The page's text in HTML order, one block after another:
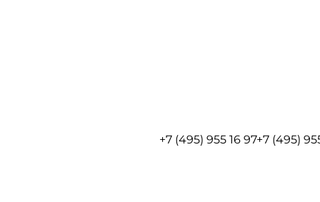
+7 (495) 955 16 97+7 (495)